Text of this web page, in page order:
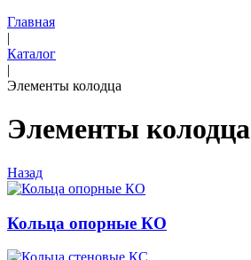
Главная
|
Каталог
|
Элементы колодца
Элементы колодца
Назад
Кольца опорные КО